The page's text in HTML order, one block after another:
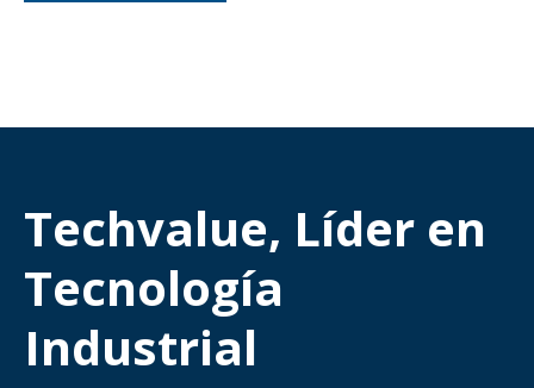
Techvalue, Líder en
Tecnología
Industrial